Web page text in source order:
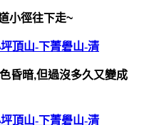
小徑往下走~
昏暗,但過沒多久又變成